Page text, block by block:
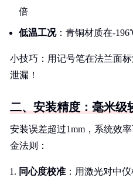
倍
低温工况：青铜材质在-
小技巧：用记号笔在法兰面
泄漏！
二、安装精度：毫米级
安装误差超过1mm，系统效
金法则：
同心度校准 ：用激光对中